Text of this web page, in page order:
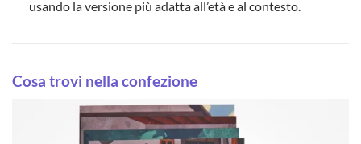
usando la versione più adatta all’età e al contesto.
Cosa trovi nella confezione